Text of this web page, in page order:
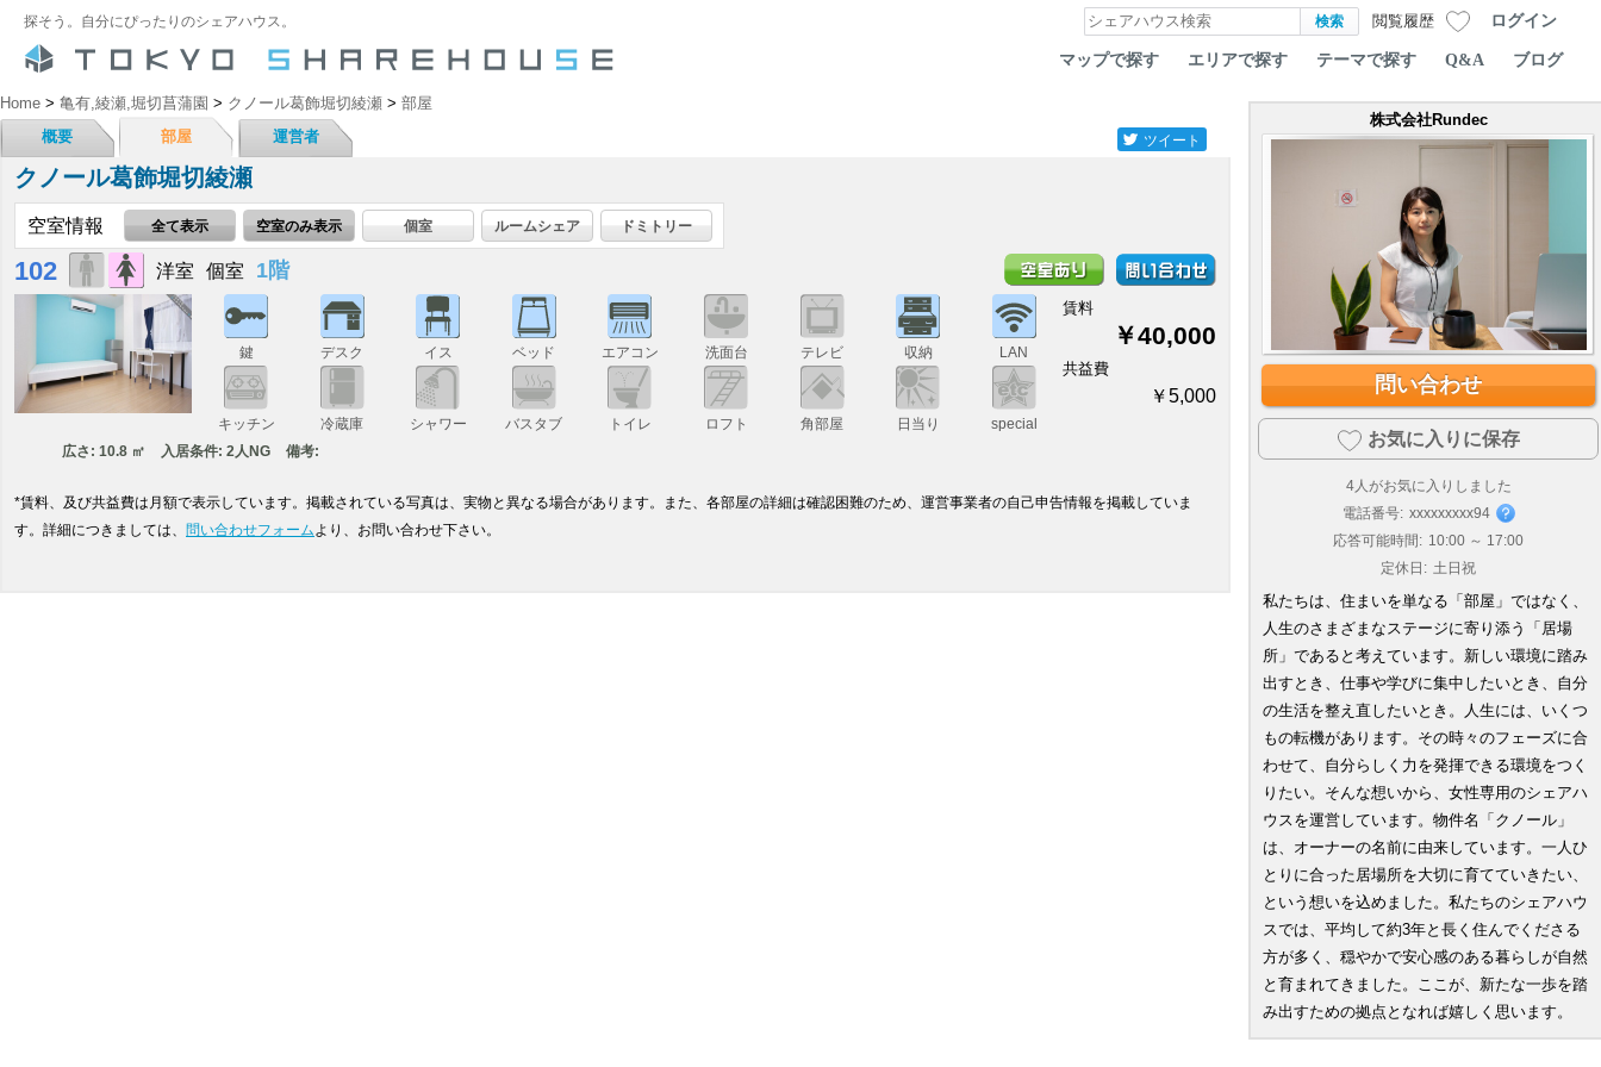
探そう。自分にぴったりのシェアハウス。 閲覧履歴 ログイン
マップで探す エリアで探す テーマで探す Q&A ブログ
Home > 亀有,綾瀬,堀切菖蒲園 > クノール葛飾堀切綾瀬 > 部屋
概要
部屋 運営者 ツイート
クノール葛飾堀切綾瀬
空室情報 全て表示 空室のみ表示 個室 ルームシェア ドミトリー
102 洋室 個室 1階
鍵 デスク イス ベッド エアコン 洗面台 テレビ 収納 LAN
キッチン 冷蔵庫 シャワー バスタブ トイレ ロフト 角部屋 日当り special
賃料
￥40,000
共益費
￥5,000
広さ: 10.8 ㎡ 入居条件: 2人NG 備考:
*賃料、及び共益費は月額で表示しています。掲載されている写真は、実物と異なる場合があります。また、各部屋の詳細は確認困難のため、運営事業者の自己申告情報を掲載していま
す。詳細につきましては、 問い合わせフォーム より、お問い合わせ下さい。
株式会社Rundec
問い合わせ
お気に入りに保存
4人がお気に入りしました
電話番号: xxxxxxxxx94
応答可能時間: 10:00 ～ 17:00
定休日: 土日祝
私たちは、住まいを単なる「部屋」ではなく、
人生のさまざまなステージに寄り添う「居場
所」であると考えています。新しい環境に踏み
出すとき、仕事や学びに集中したいとき、自分
の生活を整え直したいとき。人生には、いくつ
もの転機があります。その時々のフェーズに合
わせて、自分らしく力を発揮できる環境をつく
りたい。そんな想いから、女性専用のシェアハ
ウスを運営しています。物件名「クノール」
は、オーナーの名前に由来しています。一人ひ
とりに合った居場所を大切に育てていきたい、
という想いを込めました。私たちのシェアハウ
スでは、平均して約3年と長く住んでくださる
方が多く、穏やかで安心感のある暮らしが自然
と育まれてきました。ここが、新たな一歩を踏
み出すための拠点となれば嬉しく思います。